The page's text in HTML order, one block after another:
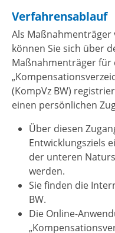
Verfahrensablauf
Als
können Sie sich über
Maßnahmenträger für
(KompVz BW)
einen persönlichen
Über diesen
Entwicklungsziels
der unteren
werden.
Sie finden die
BW.
Die Online-